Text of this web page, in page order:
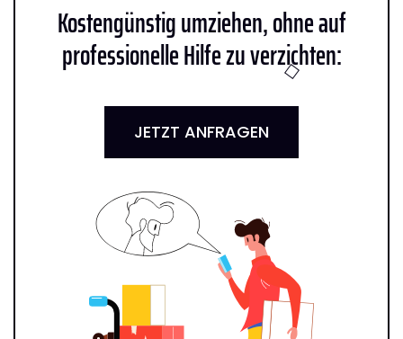
Kostengünstig umziehen, ohne auf
professionelle Hilfe zu verzichten:
JETZT ANFRAGEN